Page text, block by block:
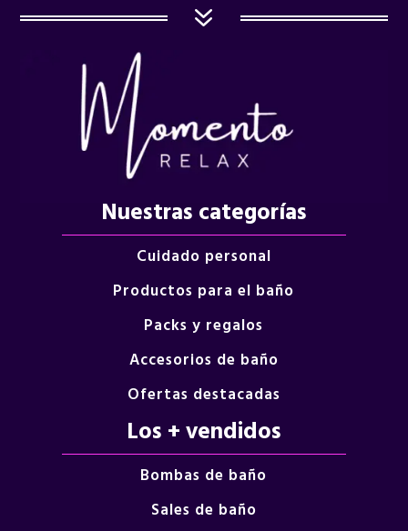
7
Nuestras categorías
Cuidado personal
Productos para el baño
Packs y regalos
Accesorios de baño
Ofertas destacadas
Los + vendidos
Bombas de baño
Sales de baño